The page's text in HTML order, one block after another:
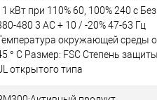
кВт при 110% 60, 100% 240 с
480 3 AC + 10 / -20% 47-63 Гц
окружающей среды
° C Размер: FSC Степень
открытого типа